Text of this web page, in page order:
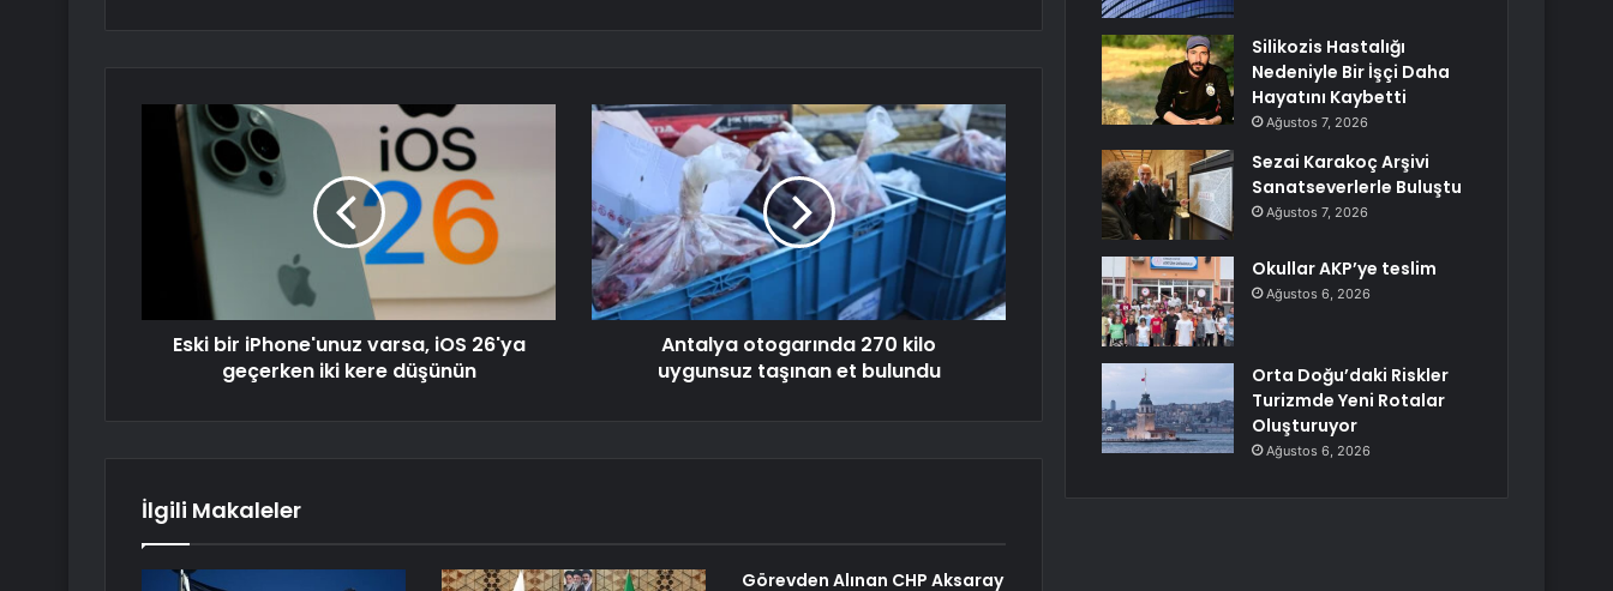
Eski bir iPhone'unuz varsa, iOS 26'ya
geçerken iki kere düşünün
Antalya otogarında 270 kilo
uygunsuz taşınan et bulundu
İlgili Makaleler
Görevden Alınan CHP Aksaray
Silikozis Hastalığı
Nedeniyle Bir İşçi Daha
Hayatını Kaybetti
Ağustos 7, 2026
Sezai Karakoç Arşivi
Sanatseverlerle Buluştu
Ağustos 7, 2026
Okullar AKP’ye teslim
Ağustos 6, 2026
Orta Doğu’daki Riskler
Turizmde Yeni Rotalar
Oluşturuyor
Ağustos 6, 2026